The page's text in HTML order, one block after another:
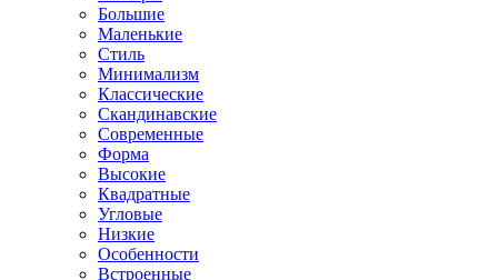
Большие
Маленькие
Стиль
Минимализм
Классические
Скандинавские
Современные
Форма
Высокие
Квадратные
Угловые
Низкие
Особенности
Встроенные